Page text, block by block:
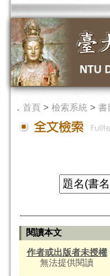
． 首頁 > 檢索系統 > 書
閱讀本文
作者或出版者未授權
無法提供閱讀